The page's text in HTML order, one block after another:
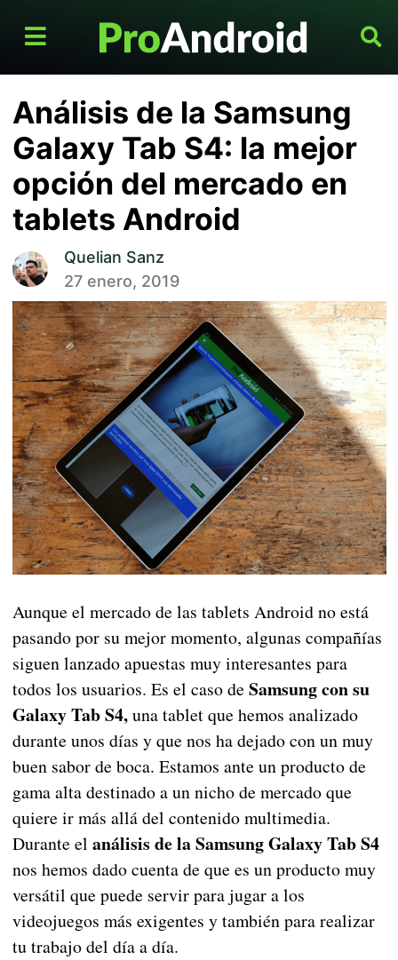
Análisis de la Samsung
Galaxy Tab S4: la mejor
opción del mercado en
tablets Android
Quelian Sanz
27 enero, 2019
Aunque el mercado de las tablets Android no está
pasando por su mejor momento, algunas compañías
siguen lanzado apuestas muy interesantes para
todos los usuarios. Es el caso de Samsung con su
Galaxy Tab S4,una tablet que hemos analizado
durante unos días y que nos ha dejado con un muy
buen sabor de boca. Estamos ante un producto de
gama alta destinado a un nicho de mercado que
quiere ir más allá del contenido multimedia.
Durante el análisis de la Samsung Galaxy Tab S4
nos hemos dado cuenta de que es un producto muy
versátil que puede servir para jugar a los
videojuegos más exigentes y también para realizar
tu trabajo del día a día.